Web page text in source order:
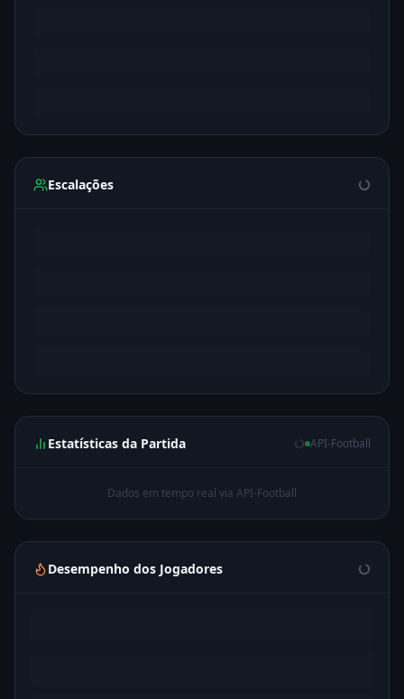
Escalações
Estatísticas da Partida API-Football
Dados em tempo real via API-Football
Desempenho dos Jogadores